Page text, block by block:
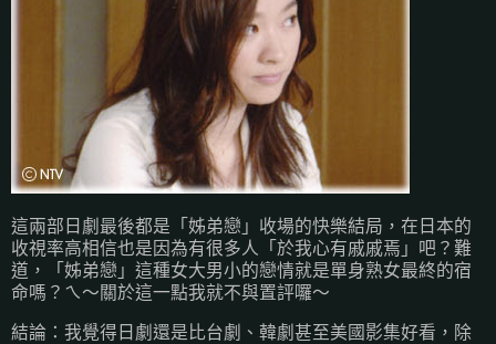
這兩部日劇最後都是「姊弟戀」收場的快樂結局，在日本的
收視率高相信也是因為有很多人「於我心有戚戚焉」吧？難
道，「姊弟戀」這種女大男小的戀情就是單身熟女最終的宿
命嗎？ㄟ～關於這一點我就不與置評囉～
結論：我覺得日劇還是比台劇、韓劇甚至美國影集好看，除